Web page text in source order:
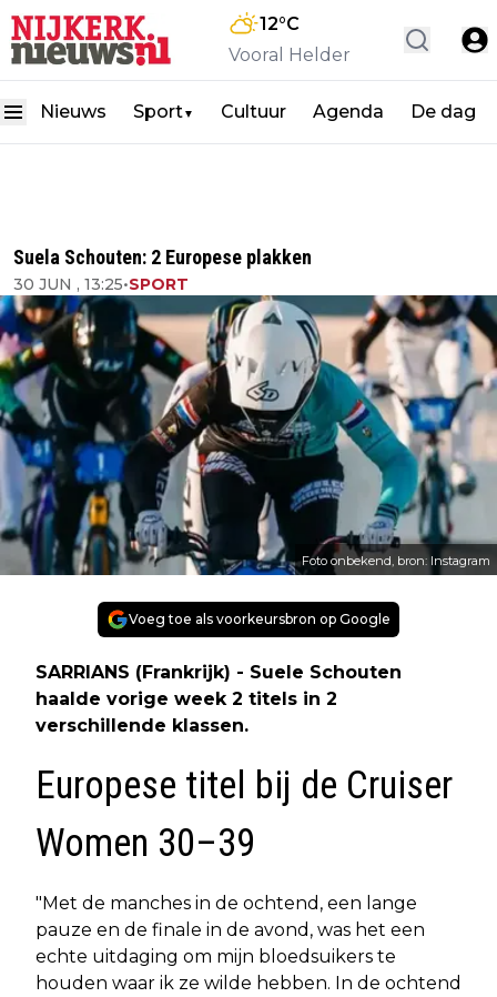
12°C
Vooral Helder
Nieuws Sport▼ Cultuur Agenda De dag
Suela Schouten: 2 Europese plakken
30 JUN , 13:25•SPORT
Foto onbekend, bron: Instagram
Voeg toe als voorkeursbron op Google
SARRIANS (Frankrijk) - Suele Schouten
haalde vorige week 2 titels in 2
verschillende klassen.
Europese titel bij de Cruiser
Women 30–39
"Met de manches in de ochtend, een lange
pauze en de finale in de avond, was het een
echte uitdaging om mijn bloedsuikers te
houden waar ik ze wilde hebben. In de ochtend